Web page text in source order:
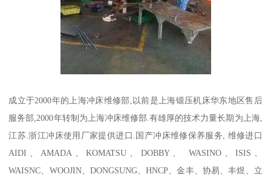
成立于2000年的上海冲床维修部,以前是上海锻压机床华东地区售后
服务部,2000年转制为上海冲床维修部.有雄厚的技术力量长期为上海,
江苏.浙江冲床使用厂家提供进口.国产冲床维修保养服务, 维修进口
AIDI、AMADA、KOMATSU、DOBBY、 WASINO、ISIS、
WAISNC、WOOJIN、DONGSUNG、HNCP、金丰、协易、丰煜、立